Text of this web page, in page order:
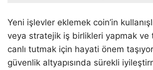
Yeni işlevler eklemek coin’in
veya stratejik iş birlikleri yapmak ve
canlı tutmak için hayati önem
güvenlik altyapısında sürekli